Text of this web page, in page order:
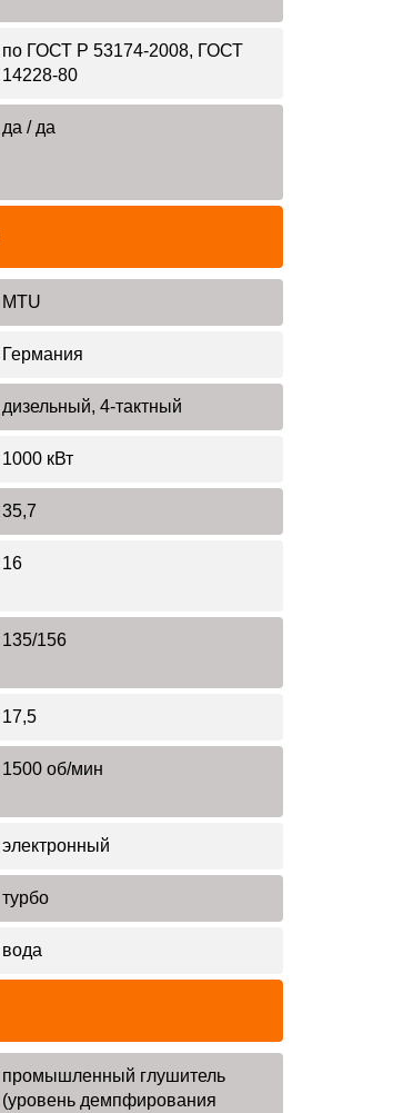
по ГОСТ Р 53174-2008, ГОСТ
14228-80
да / да
MTU
Германия
дизельный, 4-тактный
1000 кВт
35,7
16
135/156
17,5
1500 об/мин
электронный
турбо
вода
промышленный глушитель
(уровень демпфирования